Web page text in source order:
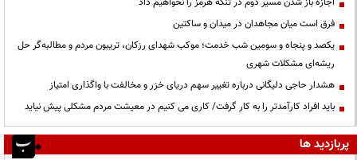
فرق است میان مجاهدان در میدان و ساکتین
یکصد و پنجاه و سومین شب خدمت؛ موکب شهدای رزکان، تریبون مردم و مطالبه‌گر حل
ریشه‌ای مشکلات شهری
هشدار حاجی دلیگانی درباره تغییر سهم دریای خزر و مخالفت با واگذاری امتیاز
باید افراد کارآمدتر را به کار گرفت/ کاری می کنیم در معیشت مردم مشکلی پیش نیاید
پربازدید ها